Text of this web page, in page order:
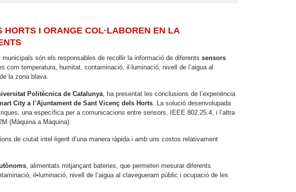
HORTS I ORANGE COL·LABOREN EN LA
són els responsables de recollir la informació de diferents sensors
com temperatura, humitat, contaminació, il·luminació, nivell de l’aigua al
la zona blava.
Politècnica de Catalunya, ha presentat les conclusions de l’experiència
City a l’Ajuntament de Sant Vicenç dels Horts. La solució desenvolupada
una específica per a comunicacions entre sensors, IEEE 802.25.4, i l’altra
(Màquina a Màquina).
de ciutat intel·ligent d’una manera ràpida i amb uns costos relativament
, alimentats mitjançant bateries, que permeten mesurar diferents
il•luminació, nivell de l’aigua al clavegueram públic i ocupació de les